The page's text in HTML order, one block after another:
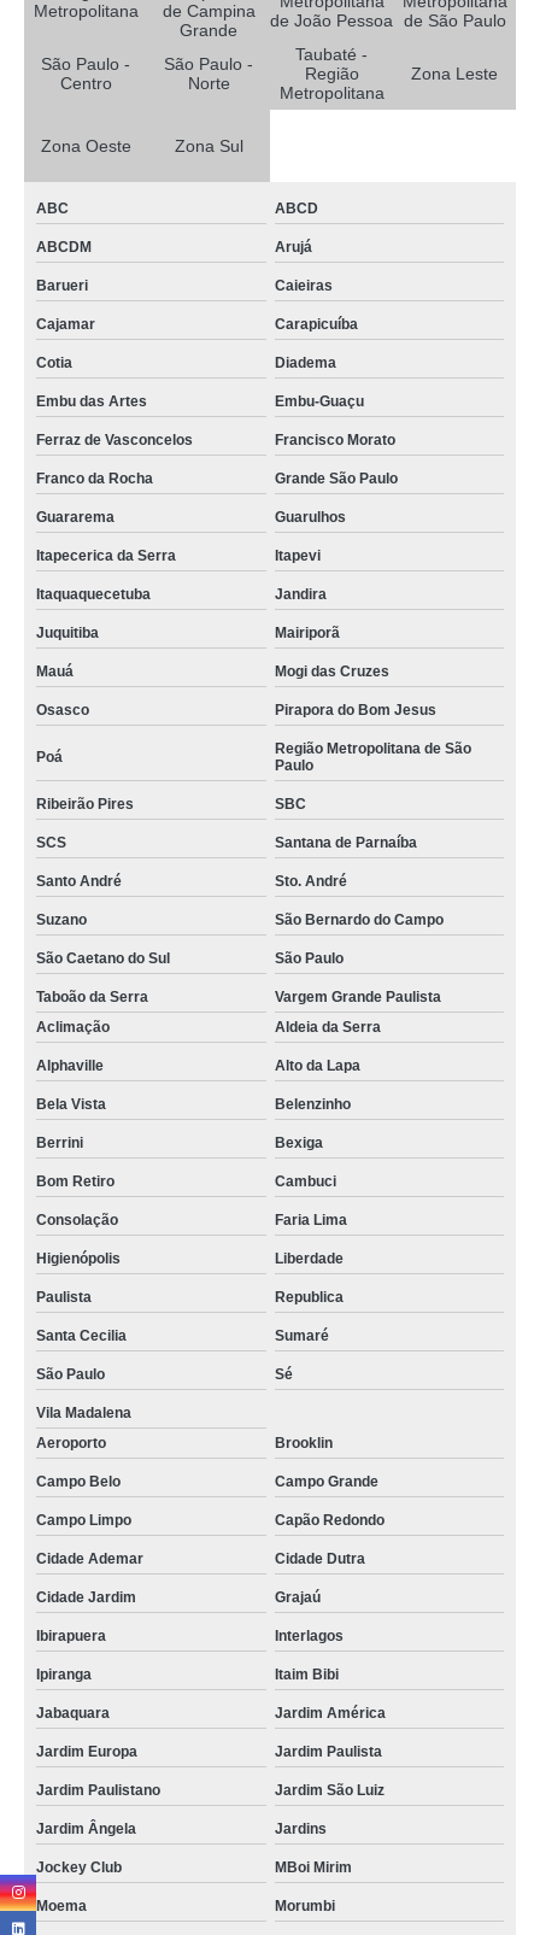
Metropolitana
de Campina
Grande
de João Pessoa
de São Paulo
São Paulo -
Centro
São Paulo -
Norte
Taubaté -
Região
Metropolitana
Zona Leste
Zona Oeste Zona Sul
ABC ABCD
ABCDM Arujá
Barueri Caieiras
Cajamar Carapicuíba
Cotia Diadema
Embu das Artes Embu-Guaçu
Ferraz de Vasconcelos Francisco Morato
Franco da Rocha Grande São Paulo
Guararema Guarulhos
Itapecerica da Serra Itapevi
Itaquaquecetuba Jandira
Juquitiba Mairiporã
Mauá Mogi das Cruzes
Osasco Pirapora do Bom Jesus
Poá
Região Metropolitana de São
Paulo
Ribeirão Pires SBC
SCS Santana de Parnaíba
Santo André Sto. André
Suzano São Bernardo do Campo
São Caetano do Sul São Paulo
Taboão da Serra
Vargem Grande Paulista
Aclimação
Aldeia da Serra
Alphaville Alto da Lapa
Bela Vista Belenzinho
Berrini Bexiga
Bom Retiro Cambuci
Consolação Faria Lima
Higienópolis Liberdade
Paulista Republica
Santa Cecilia Sumaré
São Paulo Sé
Vila Madalena
Aeroporto
Brooklin
Campo Belo Campo Grande
Campo Limpo Capão Redondo
Cidade Ademar Cidade Dutra
Cidade Jardim Grajaú
Ibirapuera Interlagos
Ipiranga Itaim Bibi
Jabaquara Jardim América
Jardim Europa Jardim Paulista
Jardim Paulistano Jardim São Luiz
Jardim Ângela Jardins
Jockey Club MBoi Mirim
Moema Morumbi